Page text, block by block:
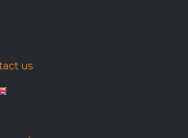
us